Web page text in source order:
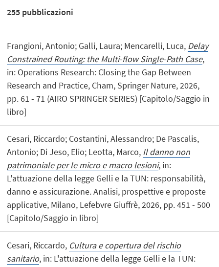
255 pubblicazioni
Frangioni, Antonio; Galli, Laura; Mencarelli, Luca, Delay
Constrained Routing: the Multi-flow Single-Path Case,
in: Operations Research: Closing the Gap Between
Research and Practice, Cham, Springer Nature, 2026,
pp. 61 - 71 (AIRO SPRINGER SERIES) [Capitolo/Saggio in
libro]
Cesari, Riccardo; Costantini, Alessandro; De Pascalis,
Antonio; Di Jeso, Elio; Leotta, Marco, Il danno non
patrimoniale per le micro e macro lesioni, in:
L'attuazione della legge Gelli e la TUN: responsabilità,
danno e assicurazione. Analisi, prospettive e proposte
applicative, Milano, Lefebvre Giuffrè, 2026, pp. 451 - 500
[Capitolo/Saggio in libro]
Cesari, Riccardo, Cultura e copertura del rischio
sanitario, in: L'attuazione della legge Gelli e la TUN: